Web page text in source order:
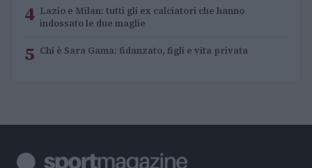
4 Lazio e Milan: tutti gli ex calciatori che hanno
indossato le due maglie
5 Chi è Sara Gama: fidanzato, figli e vita privata